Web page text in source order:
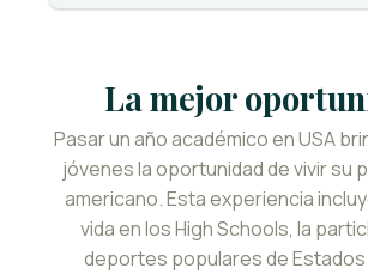
La mejor
Pasar un año académico en USA
jóvenes la oportunidad de vivir su
americano. Esta experiencia
vida en los High Schools, la
deportes populares de Estados